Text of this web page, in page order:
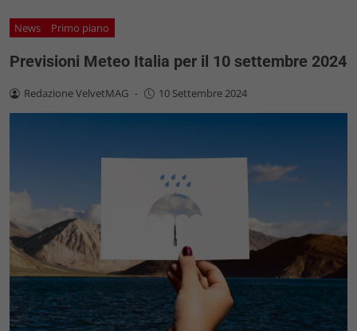
News Primo piano
Previsioni Meteo Italia per il 10 settembre 2024
Redazione VelvetMAG - 10 Settembre 2024